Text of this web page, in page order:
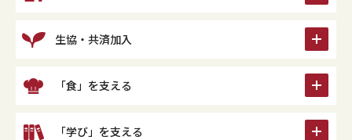
生協・共済加入
「食」を支える
「学び」を支える